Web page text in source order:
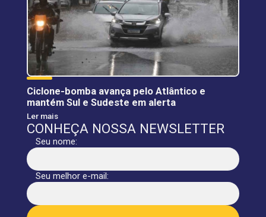
Ciclone-bomba avança pelo Atlântico e
mantém Sul e Sudeste em alerta
Ler mais
CONHEÇA NOSSA NEWSLETTER
Seu nome:
Seu melhor e-mail: